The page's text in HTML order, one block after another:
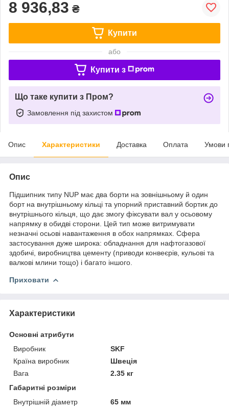
8 936,83 ₴
Купити
або
Купити з
Що таке купити з Пром?
Замовлення під захистом
Опис Характеристики Доставка Оплата Умови
Опис
Підшипник типу NUP має два борти на зовнішньому й один
борт на внутрішньому кільці та упорний приставний бортик до
внутрішнього кільця, що дає змогу фіксувати вал у осьовому
напрямку в обидві сторони. Цей тип може витримувати
незначні осьові навантаження в обох напрямках. Сфера
застосування дуже широка: обладнання для нафтогазової
здобичі, виробництва цементу (приводи конвеєрів, кульові та
валкові млини тощо) і багато іншого.
Приховати
Характеристики
Основні атрибути
Виробник
SKF
Країна виробник
Швеція
Вага
2.35 кг
Габаритні розміри
Внутрішній діаметр
65 мм